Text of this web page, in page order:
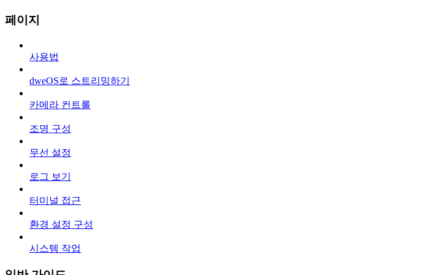
페이지
사용법
dweOS로 스트리밍하기
카메라 컨트롤
조명 구성
무선 설정
로그 보기
터미널 접근
환경 설정 구성
시스템 작업